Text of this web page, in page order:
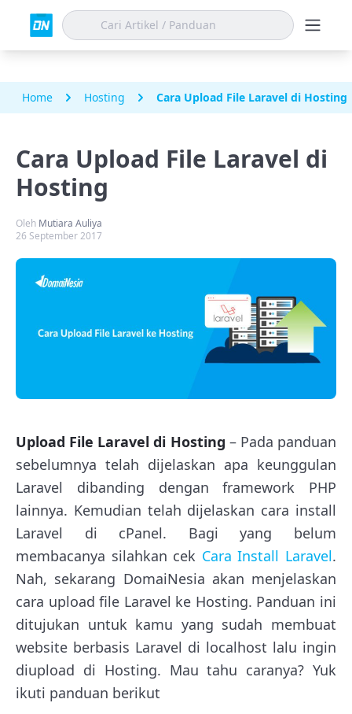
Home Hosting Cara Upload File Laravel di Hosting
Cara Upload File Laravel di
Hosting
Oleh Mutiara Auliya
26 September 2017
Upload File Laravel di Hosting – Pada panduan
sebelumnya telah dijelaskan apa keunggulan
Laravel dibanding dengan framework PHP
lainnya. Kemudian telah dijelaskan cara install
Laravel di cPanel. Bagi yang belum
membacanya silahkan cek Cara Install Laravel.
Nah, sekarang DomaiNesia akan menjelaskan
cara upload file Laravel ke Hosting. Panduan ini
ditujukan untuk kamu yang sudah membuat
website berbasis Laravel di localhost lalu ingin
diupload di Hosting. Mau tahu caranya? Yuk
ikuti panduan berikut